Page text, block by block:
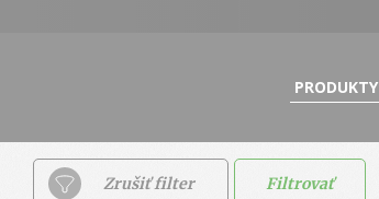
PRODUKTY
Zrušiť filter Filtrovať